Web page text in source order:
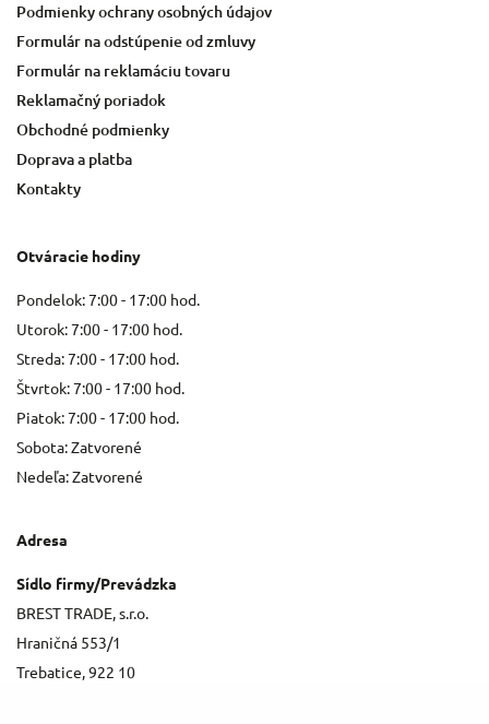
Podmienky ochrany osobných údajov
Formulár na odstúpenie od zmluvy
Formulár na reklamáciu tovaru
Reklamačný poriadok
Obchodné podmienky
Doprava a platba
Kontakty
Otváracie hodiny
Pondelok: 7:00 - 17:00 hod.
Utorok: 7:00 - 17:00 hod.
Streda: 7:00 - 17:00 hod.
Štvrtok: 7:00 - 17:00 hod.
Piatok: 7:00 - 17:00 hod.
Sobota: Zatvorené
Nedeľa: Zatvorené
Adresa
Sídlo firmy/Prevádzka
BREST TRADE, s.r.o.
Hraničná 553/1
Trebatice, 922 10